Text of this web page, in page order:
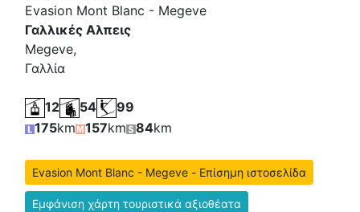
Evasion Mont Blanc - Megeve
Γαλλικές Αλπεις
Megeve,
Γαλλία
12 54
99
175km 157km 84km
Evasion Mont Blanc - Megeve - Επίσημη ιστοσελίδα
Εμφάνιση χάρτη τουριστικά αξιοθέατα